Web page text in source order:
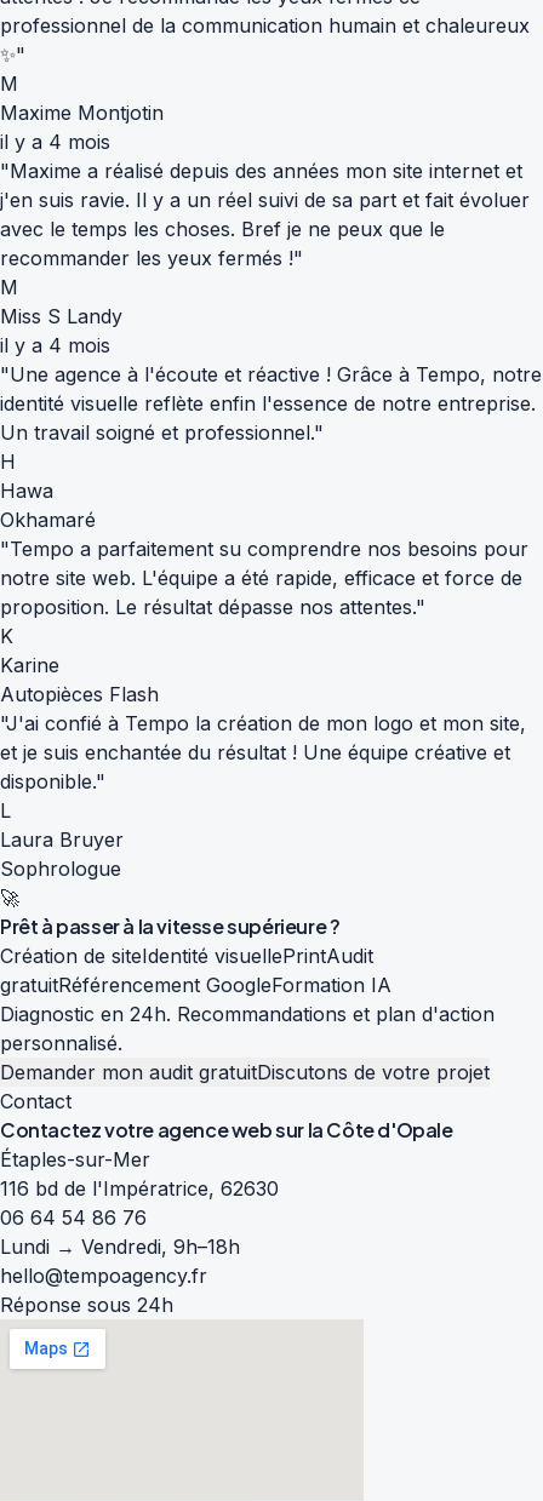
professionnel de la communication humain et chaleureux
✨"
M
Maxime Montjotin
il y a 4 mois
"Maxime a réalisé depuis des années mon site internet et
j'en suis ravie. Il y a un réel suivi de sa part et fait évoluer
avec le temps les choses. Bref je ne peux que le
recommander les yeux fermés !"
M
Miss S Landy
il y a 4 mois
"Une agence à l'écoute et réactive ! Grâce à Tempo, notre
identité visuelle reflète enfin l'essence de notre entreprise.
Un travail soigné et professionnel."
H
Hawa
Okhamaré
"Tempo a parfaitement su comprendre nos besoins pour
notre site web. L'équipe a été rapide, efficace et force de
proposition. Le résultat dépasse nos attentes."
K
Karine
Autopièces Flash
"J'ai confié à Tempo la création de mon logo et mon site,
et je suis enchantée du résultat ! Une équipe créative et
disponible."
L
Laura Bruyer
Sophrologue
🚀
Prêt à passer à lavitesse supérieure?
Création de siteIdentité visuellePrintAudit
gratuitRéférencement GoogleFormation IA
Diagnostic en 24h. Recommandations et plan d'action
personnalisé.
Demander mon audit gratuitDiscutons de votre projet
Contact
Contactez votre agence web sur laCôte d'Opale
Étaples-sur-Mer
116 bd de l'Impératrice, 62630
06 64 54 86 76
Lundi → Vendredi, 9h–18h
hello@tempoagency.fr
Réponse sous 24h